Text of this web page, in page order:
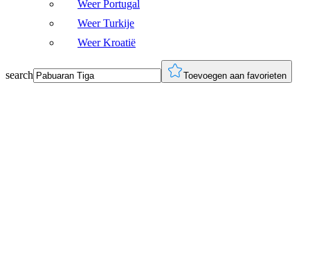
Weer Portugal
Weer Turkije
Weer Kroatië
search Toevoegen aan favorieten